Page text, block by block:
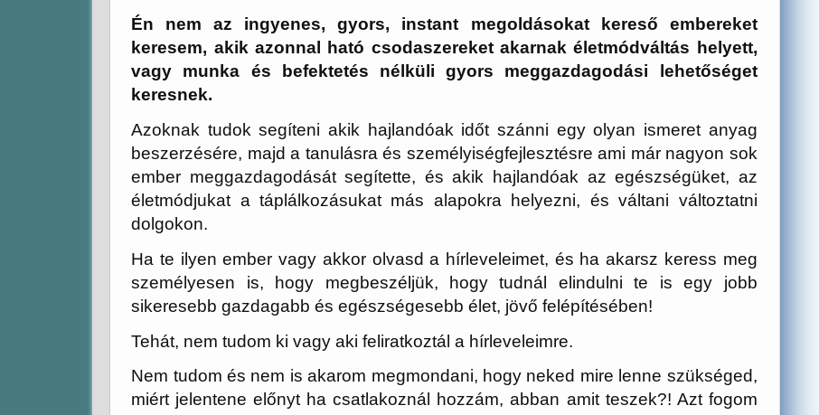
Én nem az ingyenes, gyors, instant megoldásokat kereső embereket
keresem, akik azonnal ható csodaszereket akarnak életmódváltás helyett,
vagy munka és befektetés nélküli gyors meggazdagodási lehetőséget
keresnek.
Azoknak tudok segíteni akik hajlandóak időt szánni egy olyan ismeret anyag
beszerzésére, majd a tanulásra és személyiségfejlesztésre ami már nagyon sok
ember meggazdagodását segítette, és akik hajlandóak az egészségüket, az
életmódjukat a táplálkozásukat más alapokra helyezni, és váltani változtatni
dolgokon.
Ha te ilyen ember vagy akkor olvasd a hírleveleimet, és ha akarsz keress meg
személyesen is, hogy megbeszéljük, hogy tudnál elindulni te is egy jobb
sikeresebb gazdagabb és egészségesebb élet, jövő felépítésében!
Tehát, nem tudom ki vagy aki feliratkoztál a hírleveleimre.
Nem tudom és nem is akarom megmondani, hogy neked mire lenne szükséged,
miért jelentene előnyt hacsatlakoznál hozzám, abban amit teszek?! Azt fogom